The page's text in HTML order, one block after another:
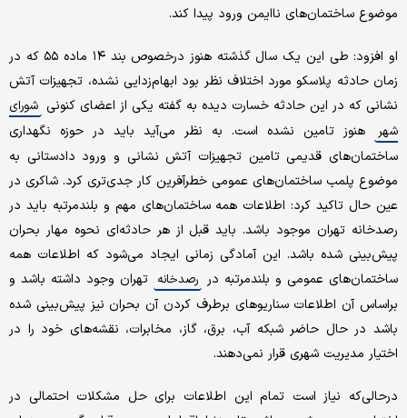
موضوع ساختمان‌های ناایمن ورود پیدا کند.
او افزود: طی این یک سال گذشته هنوز درخصوص بند ۱۴ ماده ۵۵ که در
زمان حادثه پلاسکو مورد اختلاف نظر بود ابهام‌زدایی نشده، تجهیزات آتش
نشانی که در این حادثه خسارت دیده به گفته یکی از اعضای کنونی شورای
شهر
هنوز تامین نشده است. به نظر می‌آید باید در حوزه نگهداری
ساختمان‌های قدیمی تامین تجهیزات آتش نشانی و ورود دادستانی به
موضوع پلمب ساختمان‌های عمومی خطرآفرین کار جدی‌تری کرد. شاکری در
عین حال تاکید کرد: اطلاعات همه ساختمان‌های مهم و بلندمرتبه باید در
رصدخانه تهران موجود باشد. باید قبل از هر حادثه‌ای نحوه مهار بحران
پیش‌بینی شده باشد. این آمادگی زمانی ایجاد می‌شود که اطلاعات همه
ساختمان‌های عمومی و بلند‌مرتبه در رصدخانه تهران وجود داشته باشد و
براساس آن اطلاعات سناریوهای برطرف کردن آن بحران نیز پیش‌بینی شده
باشد در حال حاضر شبکه آب، برق، گاز، مخابرات، نقشه‌های خود را در
اختیار مدیریت شهری قرار نمی‌دهند.
درحالی‌که نیاز است تمام این اطلاعات برای حل مشکلات احتمالی در